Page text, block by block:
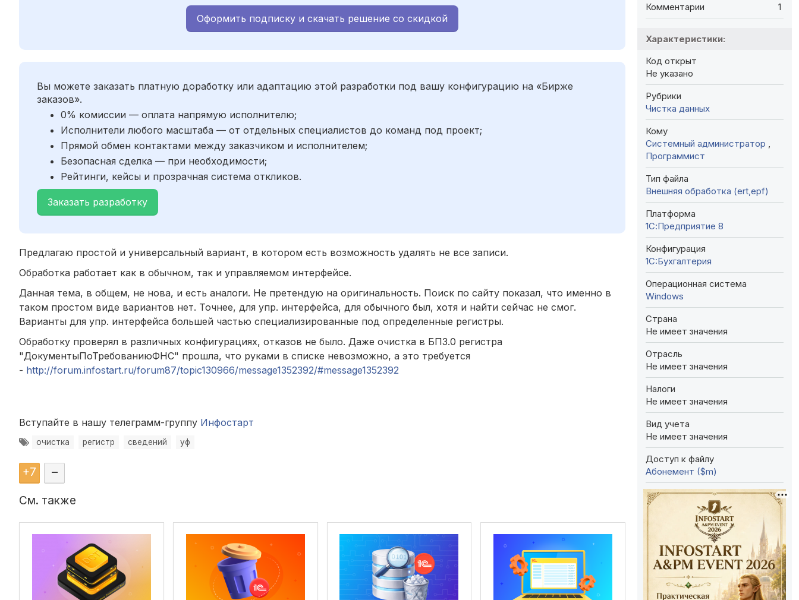
Оформить подписку и скачать решение со скидкой
Вы можете заказать платную доработку или адаптацию этой разработки под вашу конфигурацию на «Бирже
заказов».
0% комиссии — оплата напрямую исполнителю;
Исполнители любого масштаба — от отдельных специалистов до команд под проект;
Прямой обмен контактами между заказчиком и исполнителем;
Безопасная сделка — при необходимости;
Рейтинги, кейсы и прозрачная система откликов.
Заказать разработку
Предлагаю простой и универсальный вариант, в котором есть возможность удалять не все записи.
Обработка работает как в обычном, так и управляемом интерфейсе.
Данная тема, в общем, не нова, и есть аналоги. Не претендую на оригинальность. Поиск по сайту показал, что именно в
таком простом виде вариантов нет. Точнее, для упр. интерфейса, для обычного был, хотя и найти сейчас не смог.
Варианты для упр. интерфейса большей частью специализированные под определенные регистры.
Обработку проверял в различных конфигурациях, отказов не было. Даже очистка в БП3.0 регистра
"ДокументыПоТребованиюФНС" прошла, что руками в списке невозможно, а это требуется
- http://forum.infostart.ru/forum87/topic130966/message1352392/#message1352392
Вступайте в нашу телеграмм-группу Инфостарт
очистка регистр сведений уф
+7 –
См. также
Комментарии 1
Характеристики:
Код открыт
Не указано
Рубрики
Чистка данных
Кому
Системный администратор
Программист
Тип файла
Внешняя обработка (ert,epf)
Платформа
1С:Предприятие 8
Конфигурация
1C:Бухгалтерия
Операционная система
Windows
Страна
Не имеет значения
Отрасль
Не имеет значения
Налоги
Не имеет значения
Вид учета
Не имеет значения
Доступ к файлу
Абонемент ($m)